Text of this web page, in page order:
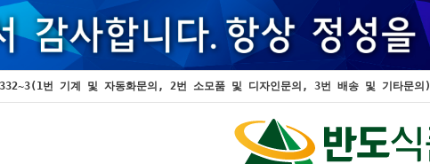
번 기계 및 자동화문의, 2번 소모품 및 디자인문의, 3번 배송 및 기타문의)